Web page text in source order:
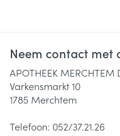
Neem contact met
APOTHEEK MERCHTEM
Varkensmarkt 10
1785 Merchtem
Telefoon: 052/37.21.26